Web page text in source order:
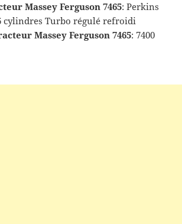
Massey Ferguson 7465: Perkins
cylindres Turbo régulé refroidi
Massey Ferguson 7465: 7400